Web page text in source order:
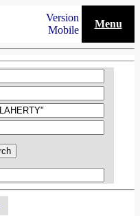
Version
Mobile
Menu